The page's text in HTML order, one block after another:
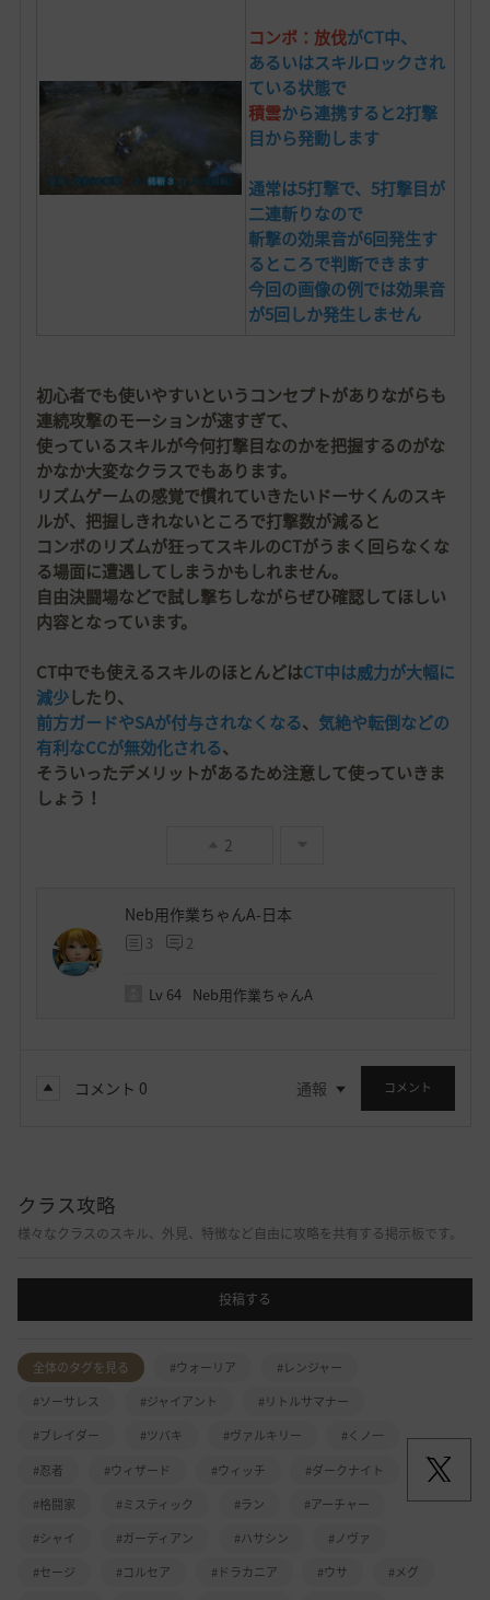
コンボ：放伐がCT中、
あるいはスキルロックされ
ている状態で
積雲から連携すると2打撃
目から発動します
通常は5打撃で、5打撃目が
二連斬りなので
斬撃の効果音が6回発生す
るところで判断できます
今回の画像の例では効果音
が5回しか発生しません
初心者でも使いやすいというコンセプトがありながらも
連続攻撃のモーションが速すぎて、
使っているスキルが今何打撃目なのかを把握するのがな
かなか大変なクラスでもあります。
リズムゲームの感覚で慣れていきたいドーサくんのスキ
ルが、把握しきれないところで打撃数が減ると
コンボのリズムが狂ってスキルのCTがうまく回らなくな
る場面に遭遇してしまうかもしれません。
自由決闘場などで試し撃ちしながらぜひ確認してほしい
内容となっています。
CT中でも使えるスキルのほとんどはCT中は威力が大幅に
減少したり、
前方ガードやSAが付与されなくなる、 気絶や転倒などの
有利なCCが無効化される、
そういったデメリットがあるため注意して使っていきま
しょう！
2
Neb用作業ちゃんA-日本
3 2
Lv 64 Neb用作業ちゃんA
コメント 0 通報 コメント
クラス攻略
様々なクラスのスキル、外見、特徴など自由に攻略を共有する掲示板です。
投稿する
全体のタグを見る #ウォーリア
#レンジャー
#ソーサレス
#ジャイアント
#リトルサマナー
#ブレイダー
#ツバキ #ヴァルキリー
#くノ一
#忍者
#ウィザード #ウィッチ
#ダークナイト
#格闘家
#ミスティック #ラン
#アーチャー
#シャイ
#ガーディアン #ハサシン
#ノヴァ
#セージ
#コルセア #ドラカニア #ウサ
#メグ